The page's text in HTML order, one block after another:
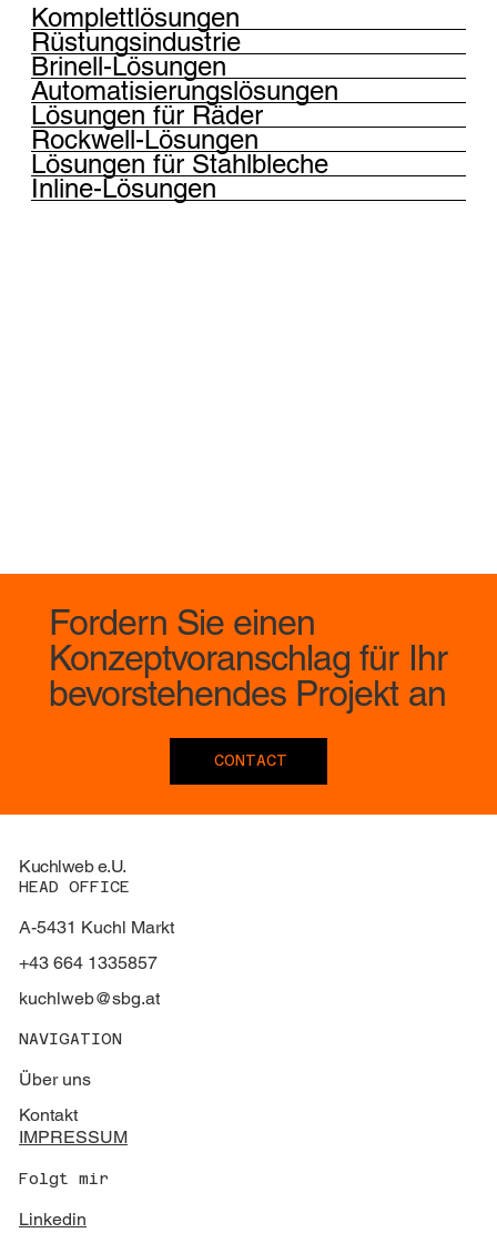
Fordern Sie einen
Konzeptvoranschlag für Ihr
bevorstehendes Projekt an
CONTACT
Komplettlösungen
Rüstungsindustrie
Brinell-Lösungen
Automatisierungslösungen
Lösungen für Räder
Rockwell-Lösungen
Lösungen für Stahlbleche
Inline-Lösungen
Kuchlweb e.U.
HEAD OFFICE
A-5431 Kuchl Markt
+43 664 1335857
kuchlweb@sbg.at
NAVIGATION
Über uns
Kontakt
IMPRESSUM
Folgt mir
Linkedin